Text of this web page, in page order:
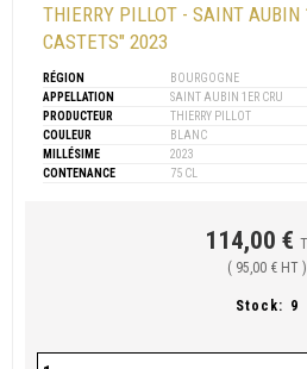
THIERRY PILLOT - SAINT AUBIN
CASTETS" 2023
RÉGION
BOURGOGNE
APPELLATION
SAINT AUBIN 1ER CRU
PRODUCTEUR
THIERRY PILLOT
COULEUR
BLANC
MILLÉSIME
2023
CONTENANCE
75 CL
114,00 €
( 95,00 € HT )
Stock: 9